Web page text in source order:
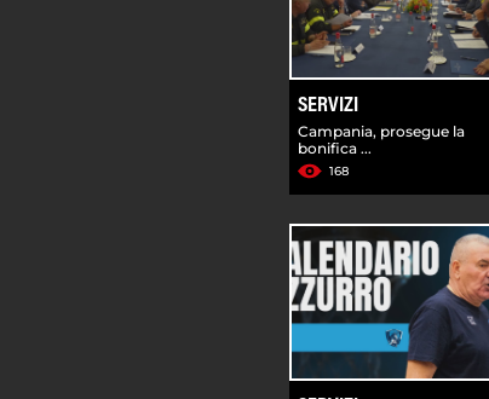
SERVIZI
Campania, prosegue la
bonifica ...
168